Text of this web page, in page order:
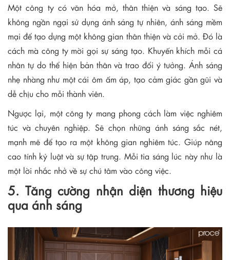
Một công ty có văn hóa mở, thân thiện và sáng tạo. Sẽ
không ngần ngại sử dụng ánh sáng tự nhiên, ánh sáng mềm
mại để tạo dựng một không gian thân thiện và cởi mở. Đó là
cách mà công ty mời gọi sự sáng tạo. Khuyến khích mỗi cá
nhân tự do thể hiện bản thân và trao đổi ý tưởng. Ánh sáng
nhẹ nhàng như một cái ôm ấm áp, tạo cảm giác gần gũi và
dễ chịu cho mỗi thành viên.
Ngược lại, một công ty mang phong cách làm việc nghiêm
túc và chuyên nghiệp. Sẽ chọn những ánh sáng sắc nét,
mạnh mẽ để tạo ra một không gian nghiêm túc. Giúp nâng
cao tính kỷ luật và sự tập trung. Mỗi tia sáng lúc này như là
một lời nhắc nhở về sự chú tâm vào công việc.
5. Tăng cường nhận diện thương hiệu
qua ánh sáng